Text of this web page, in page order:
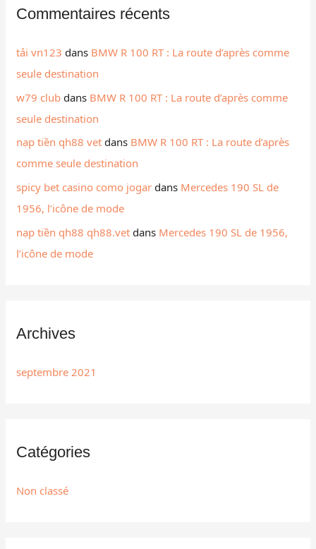
Commentaires récents
tải vn123 dans BMW R 100 RT : La route d’après comme
seule destination
w79 club dans BMW R 100 RT : La route d’après comme
seule destination
nạp tiền qh88 vet dans BMW R 100 RT : La route d’après
comme seule destination
spicy bet casino como jogar dans Mercedes 190 SL de
1956, l’icône de mode
nạp tiền qh88 qh88.vet dans Mercedes 190 SL de 1956,
l’icône de mode
Archives
septembre 2021
Catégories
Non classé